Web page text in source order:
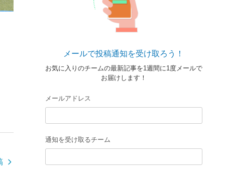
メールで投稿通知を受け取ろう！
お気に入りのチームの最新記事を1週間に1度メールで
お届けします！
メールアドレス
通知を受け取るチーム